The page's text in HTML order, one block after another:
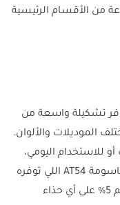
من الأقسام الرئيسية
تشكيلة واسعة من
الموديلات والألوان.
للاستخدام اليومي،
بتلاقي ضالتك هنا. استخدموا كود خصم تاسومة AT54 اللي توفره
منصة كل الكوبونات وبتحصلون على خصم 5% على أي حذاء